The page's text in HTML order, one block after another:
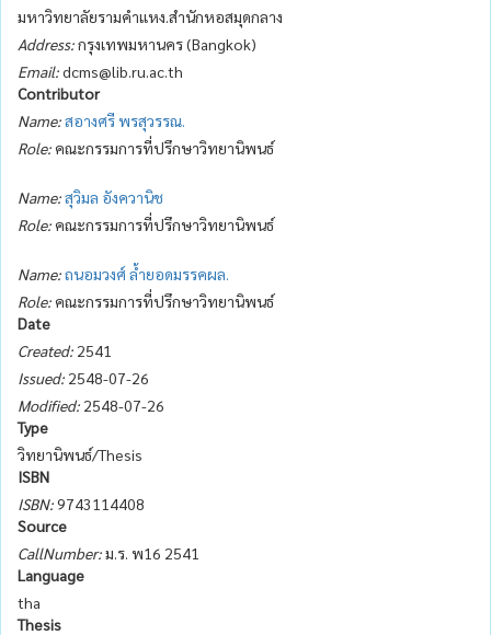
มหาวิทยาลัยรามคำแหง.สำนักหอสมุดกลาง
Address:กรุงเทพมหานคร (Bangkok)
Email:dcms@lib.ru.ac.th
Contributor
Name:สอางศรี พรสุวรรณ.
Role: คณะกรรมการที่ปรึกษาวิทยานิพนธ์
Name:สุวิมล อังควานิช
Role: คณะกรรมการที่ปรึกษาวิทยานิพนธ์
Name:ถนอมวงศ์ ล้ำยอดมรรคผล.
Role: คณะกรรมการที่ปรึกษาวิทยานิพนธ์
Date
Created: 2541
Issued: 2548-07-26
Modified: 2548-07-26
Type
วิทยานิพนธ์/Thesis
ISBN
ISBN:9743114408
Source
CallNumber:ม.ร. พ16 2541
Language
tha
Thesis